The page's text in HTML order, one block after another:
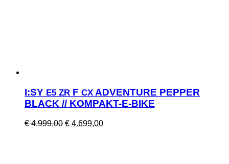
I:SY E5 ZR F CX ADVENTURE PEPPER
BLACK // KOMPAKT-E-BIKE
€4.999,00 Ursprünglicher
€ 4.699,00Aktueller